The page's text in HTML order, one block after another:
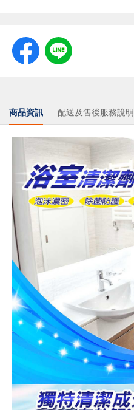
商品資訊 配送及售後服務說明